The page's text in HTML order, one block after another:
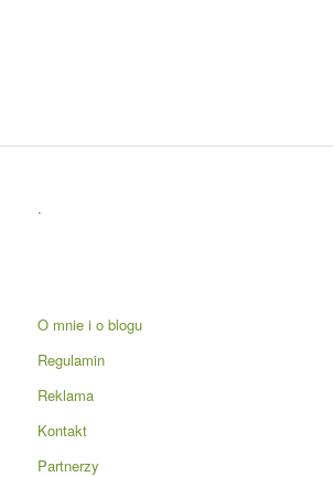
.
O mnie i o blogu
Regulamin
Reklama
Kontakt
Partnerzy